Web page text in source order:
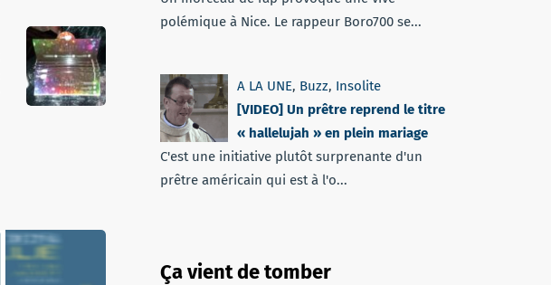
polémique à Nice. Le rappeur Boro700 se...
A LA UNE, Buzz, Insolite
[VIDEO] Un prêtre reprend le titre
« hallelujah » en plein mariage
C'est une initiative plutôt surprenante d'un
prêtre américain qui est à l'o...
Ça vient de tomber